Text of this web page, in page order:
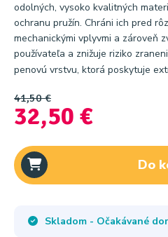
odolných, vysoko kvalitných
ochranu pružín. Chráni ich pred
mechanickými vplyvmi a zároveň
používateľa a znižuje riziko
penovú vrstvu, ktorá poskytuje
41,50 €
32,50 €
Do
Skladom - Očakávané